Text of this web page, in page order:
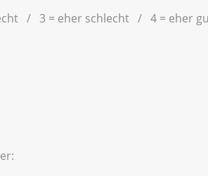
/ 3 = eher schlecht / 4 = eher